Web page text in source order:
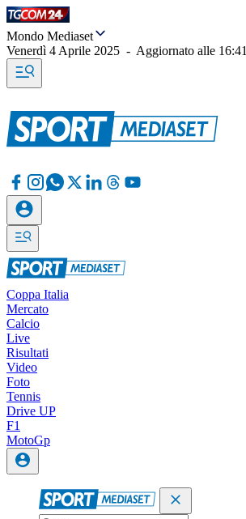
Mondo Mediaset
Venerdì 4 Aprile 2025 - Aggiornato alle 16:41
Coppa Italia
Mercato
Calcio
Live
Risultati
Video
Foto
Tennis
Drive UP
F1
MotoGp